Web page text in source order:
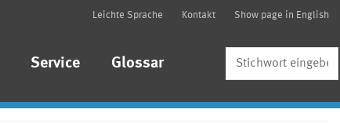
Leichte Sprache Kontakt Show page in English
Service Glossar